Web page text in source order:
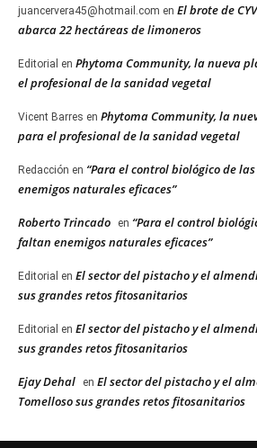
juancervera45@hotmail.com en El brote de
abarca 22 hectáreas de limoneros
Editorial en Phytoma Community, la nueva
el profesional de la sanidad vegetal
Vicent Barres en Phytoma Community, la
para el profesional de la sanidad vegetal
Redacción en “Para el control biológico de
enemigos naturales eficaces”
Roberto Trincado en “Para el control
faltan enemigos naturales eficaces”
Editorial en El sector del pistacho y el
sus grandes retos fitosanitarios
Editorial en El sector del pistacho y el
sus grandes retos fitosanitarios
Ejay Dehal en El sector del pistacho y el
Tomelloso sus grandes retos fitosanitarios